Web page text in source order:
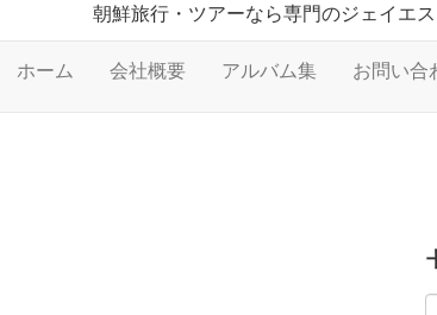
朝鮮旅行・ツアーなら専門のジェイエ
ホーム 会社概要 アルバム集 お問い合